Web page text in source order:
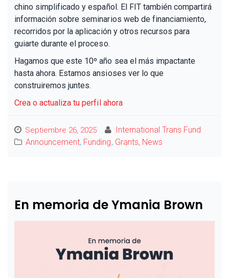
chino simplificado y español. El FIT también compartirá
información sobre seminarios web de financiamiento,
recorridos por la aplicación y otros recursos para
guiarte durante el proceso.
Hagamos que este 10º año sea el más impactante
hasta ahora. Estamos ansioses ver lo que
construiremos juntes.
Crea o actualiza tu perfil ahora
Septiembre 26, 2025
International Trans Fund
Announcement, Funding, Grants, News
En memoria de Ymania Brown